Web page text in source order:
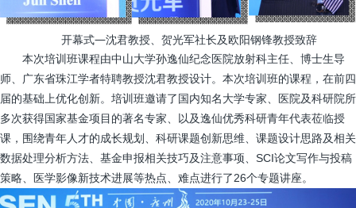
开幕式—沈君教授、贺光军社长及欧阳钢锋教授致辞
本次培训班课程由中山大学孙逸仙纪念医院放射科主任、博士生导
师、广东省珠江学者特聘教授沈君教授设计。本次培训班的课程，在前四
届的基础上优化创新。培训班邀请了国内知名大学专家、医院及科研院所
多次获得国家基金项目的著名专家、以及逸仙优秀科研青年代表莅临授
课，围绕青年人才的成长规划、科研课题创新思维、课题设计思路及相关
数据处理分析方法、基金申报相关技巧及注意事项、SCI论文写作与投稿
策略、医学影像新技术进展等热点、难点进行了26个专题讲座。